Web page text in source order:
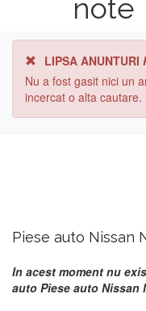
note
LIPSA ANUNTURI
Nu a fost gasit nici un
incercat o alta cautare.
Piese auto Nissan
In acest moment nu
auto Piese auto Nissan